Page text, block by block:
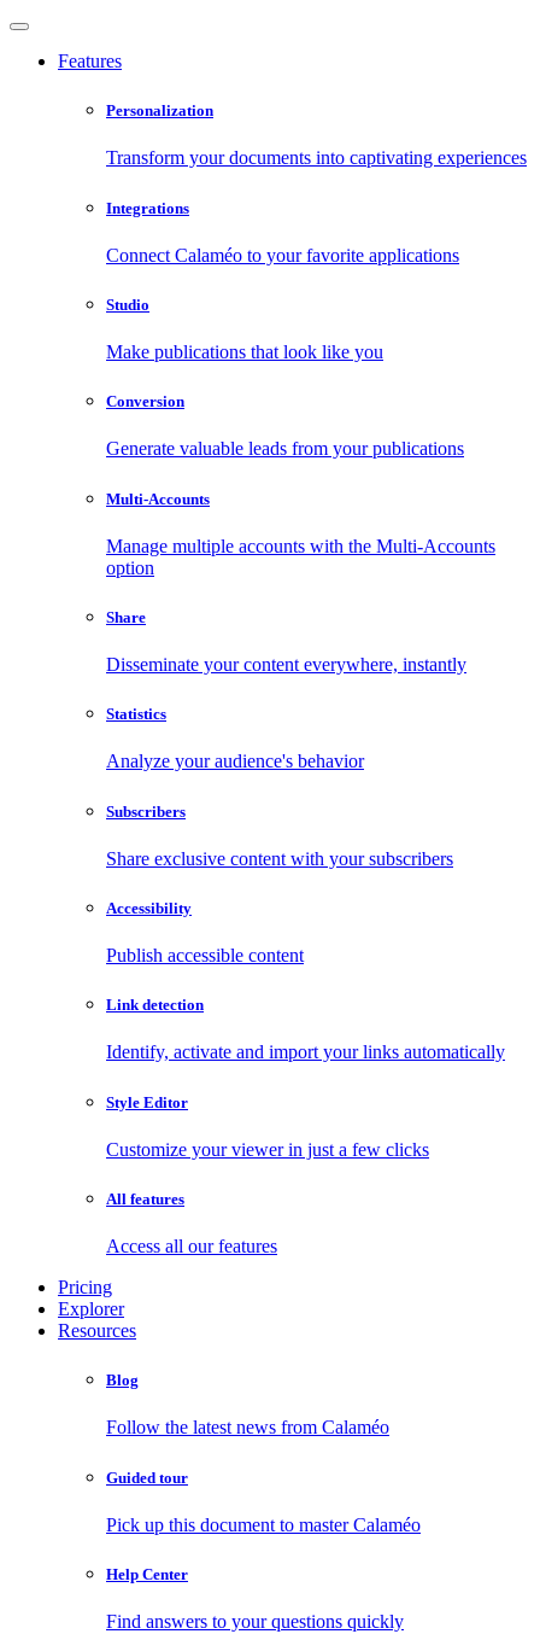
Features
Personalization
Transform your documents into captivating experiences
Integrations
Connect Calaméo to your favorite applications
Studio
Make publications that look like you
Conversion
Generate valuable leads from your publications
Multi-Accounts
Manage multiple accounts with the Multi-Accounts
option
Share
Disseminate your content everywhere, instantly
Statistics
Analyze your audience's behavior
Subscribers
Share exclusive content with your subscribers
Accessibility
Publish accessible content
Link detection
Identify, activate and import your links automatically
Style Editor
Customize your viewer in just a few clicks
All features
Access all our features
Pricing
Explorer
Resources
Blog
Follow the latest news from Calaméo
Guided tour
Pick up this document to master Calaméo
Help Center
Find answers to your questions quickly